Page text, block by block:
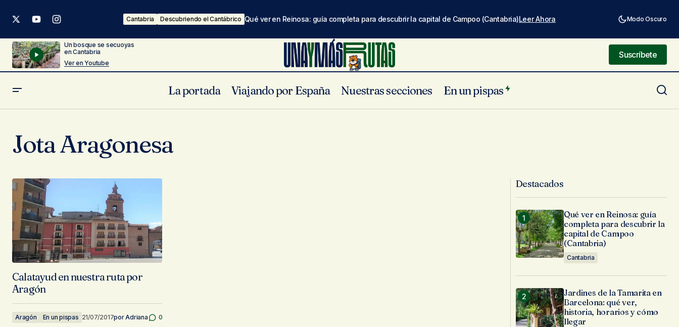
Cantabria Descubriendo el Cantábrico Qué ver en Reinosa: guía completa para descubrir la capital de Campoo (Cantabria)Leer Ahora Modo Oscuro
Un bosque se secuoyas
en Cantabria
Ver en Youtube
Suscríbete
Suscríbete
La portada Viajando por España Nuestras secciones En un pispas
Jota Aragonesa
Calatayud en nuestra ruta por
Aragón
Aragón En un pispas 21/07/2017porAdriana 0
Destacados
Qué ver en Reinosa: guía
completa para descubrir la
capital de Campoo
(Cantabria)
Cantabria
Jardines de la Tamarita en
Barcelona: qué ver,
historia, horarios y cómo
llegar